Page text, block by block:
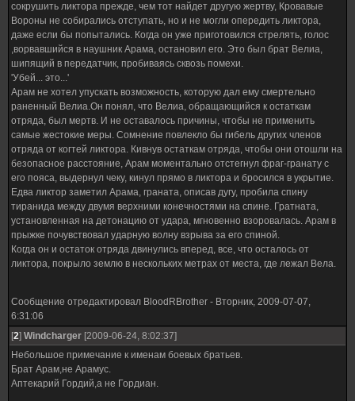
сокрушить ликтора прежде, чем тот найдет другую жертву, Кровавые
Вороны не собирались отступать, но и не могли опередить ликтора,
даже если бы попытались. Когда он уже приготовился стрелять, голос
,ворвавшийся в наушник Арама, остановил его. Это был брат Велиа,
шипящий в передатчик, пробиваясь сквозь помехи.
'Убей... это...'
Арам не хотел упускать возможность, которую дал ему смертельно
раненный Велиа.Он понял, что Велиа, обращающийся к остаткам
отряда, был мертв. И не оставалось причины, чтобы не применить
самые жестокие меры. Сомнение повлекло бы гибель других членов
отряда от когтей ликтора. Кивнув остаткам отряда, чтобы они отошли на
безопасное расстояние, Арам моментально отстегнул фраг-гранату с
его пояса, выдернул чеку, кинул прямо в ликтора и бросился в укрытие.
Едва ликтор заметил Арама, граната, описав дугу, пробила спину
тиранида между двумя верхними конечностями на спине. Гратната,
установленная на детонацию от удара, мгновенно взоровалась. Арам в
прыжке почувствовал ударную волну взрыва за его спиной.
Когда он и остаток отряда двинулись вперед, все, что осталось от
ликтора, покрыло землю в нескольких метрах от места, где лежал Вела.
Сообщение отредактировал BloodRBrother - Вторник, 2009-07-07,
6:31:06
[2] Windcharger [2009-06-24, 8:02:37]
Небольшое примечание к именам боевых братьев.
Брат Арам,не Арамус.
Аптекарий Гордий,а не Гордиан.